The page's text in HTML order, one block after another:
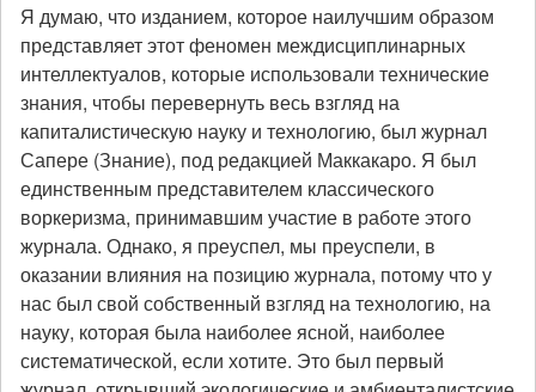
Я думаю, что изданием, которое наилучшим образом
представляет этот феномен междисциплинарных
интеллектуалов, которые использовали технические
знания, чтобы перевернуть весь взгляд на
капиталистическую науку и технологию, был журнал
Сапере (Знание), под редакцией Маккакаро. Я был
единственным представителем классического
воркеризма, принимавшим участие в работе этого
журнала. Однако, я преуспел, мы преуспели, в
оказании влияния на позицию журнала, потому что у
нас был свой собственный взгляд на технологию, на
науку, которая была наиболее ясной, наиболее
систематической, если хотите. Это был первый